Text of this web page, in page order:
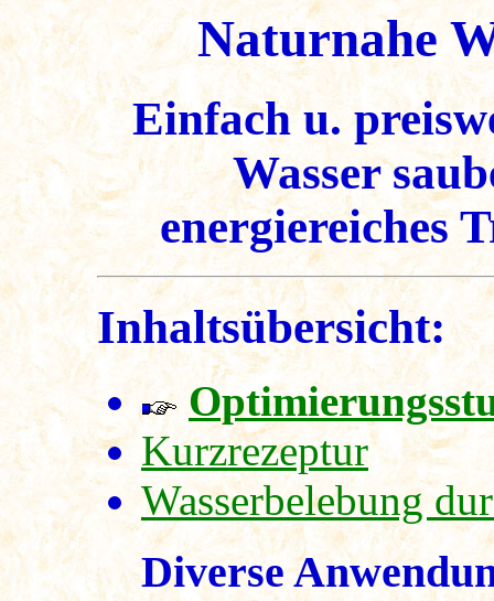
Naturnahe
Einfach u.
Wasser
energiereiches
Inhaltsübersicht:
Kurzrezeptur
Wasserbelebung
Diverse